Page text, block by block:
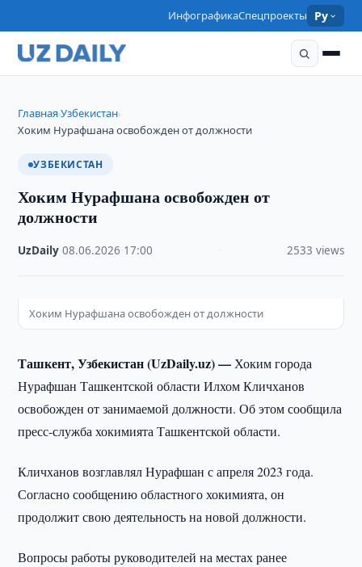
ИнфографикаСпецпроекты Ру
Главная›Узбекистан›
Хоким Нурафшана освобожден от должности
УЗБЕКИСТАН
Хоким Нурафшана освобожден от
должности
UzDaily ·08.06.2026 17:00 2533 views
Хоким Нурафшана освобожден от должности
Ташкент, Узбекистан (UzDaily.uz) —Хоким города
Нурафшан Ташкентской области Илхом Кличханов
освобожден от занимаемой должности. Об этом сообщила
пресс-служба хокимията Ташкентской области.
Кличханов возглавлял Нурафшан с апреля 2023 года.
Согласно сообщению областного хокимията, он
продолжит свою деятельность на новой должности.
Вопросы работы руководителей на местах ранее